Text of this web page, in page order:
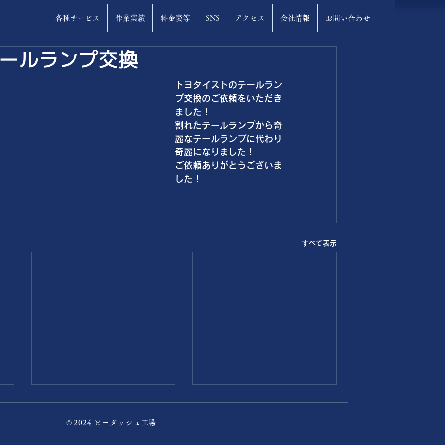
各種サービス 作業実績 料金表等 SNS アクセス 会社情報 お問い合わせ
ルランプ交換
トヨタイストのテールラン
プ交換のご依頼をいただき
ました！
割れたテールランプから奇
麗なテールランプに代わり
奇麗になりました！
ご依頼ありがとうございま
した！
すべて表示
© 2024 ビーダッシュ工場